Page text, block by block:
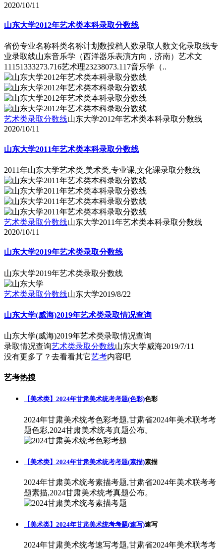
2020/10/11
山东大学2012年艺术类本科录取分数线
省份专业名称科类名称计划数投档人数录取人数文化录取线专
业录取线山东音乐学（西洋器乐表演方向，济南）艺术文
11151333273.716艺术理23238073.117音乐学（..
艺术类录取分数线山东大学2012年艺术类本科录取分数线
2020/10/11
山东大学2011年艺术类本科录取分数线
2011年山东大学艺术类,美术类,专业课,文化课录取分数线
艺术类录取分数线山东大学2011年艺术类本科录取分数线
2020/10/11
山东大学2019年艺术类录取分数线
山东大学2019年艺术类录取分数线
艺术类录取分数线山东大学2019/8/22
山东大学(威海)2019年艺术类录取情况查询
山东大学(威海)2019年艺术类录取情况查询
录取情况查询艺术类录取分数线山东大学威海2019/7/11
没有更多了？去看看其它艺考内容吧
艺考热搜
【美术类】2024年甘肃美术统考考题(色彩)色彩
2024年甘肃美术统考色彩考题,甘肃省2024年美术联考考
题色彩,2024甘肃美术统考真题公布。
【美术类】2024年甘肃美术统考考题(素描)素描
2024年甘肃美术统考素描考题,甘肃省2024年美术联考考
题素描,2024甘肃美术统考真题公布。
【美术类】2024年甘肃美术统考考题(速写)速写
2024年甘肃美术统考速写考题,甘肃省2024年美术联考考